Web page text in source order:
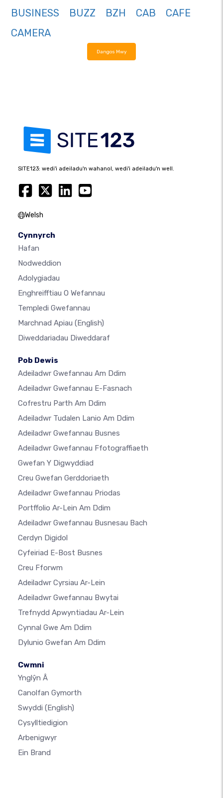
BUSINESS
BUZZ BZH CAB
CAFE
CAMERA
Dangos Mwy
SITE123: wedi'i adeiladu'n wahanol, wedi'i adeiladu'n well.
Welsh
Cynnyrch
Hafan
Nodweddion
Adolygiadau
Enghreifftiau O Wefannau
Templedi Gwefannau
Marchnad Apiau (English)
Diweddariadau Diweddaraf
Pob Dewis
Adeiladwr Gwefannau Am Ddim
Adeiladwr Gwefannau E-Fasnach
Cofrestru Parth Am Ddim
Adeiladwr Tudalen Lanio Am Ddim
Adeiladwr Gwefannau Busnes
Adeiladwr Gwefannau Ffotograffiaeth
Gwefan Y Digwyddiad
Creu Gwefan Gerddoriaeth
Adeiladwr Gwefannau Priodas
Portffolio Ar-Lein Am Ddim
Adeiladwr Gwefannau Busnesau Bach
Cerdyn Digidol
Cyfeiriad E-Bost Busnes
Creu Fforwm
Adeiladwr Cyrsiau Ar-Lein
Adeiladwr Gwefannau Bwytai
Trefnydd Apwyntiadau Ar-Lein
Cynnal Gwe Am Ddim
Dylunio Gwefan Am Ddim
Cwmni
Ynglŷn Â
Canolfan Gymorth
Swyddi (English)
Cysylltiedigion
Arbenigwyr
Ein Brand